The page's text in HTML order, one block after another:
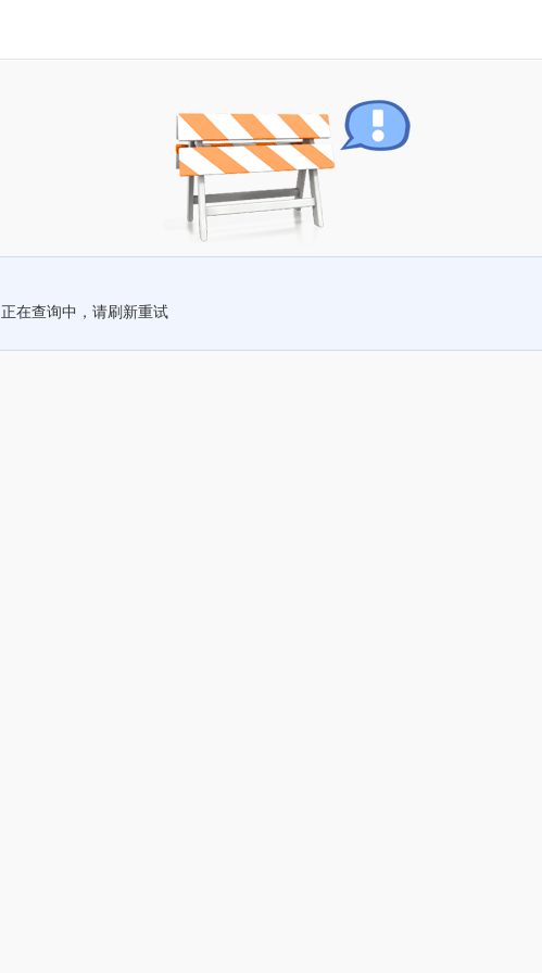
正在查询中，请刷新重试